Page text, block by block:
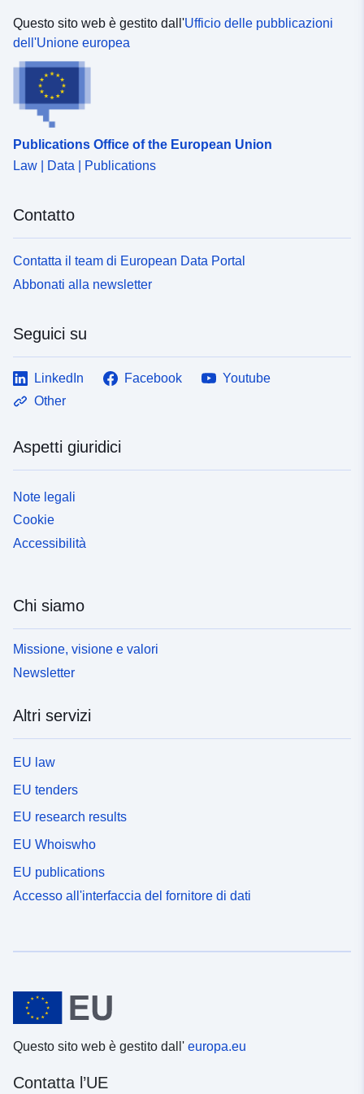
Questo sito web è gestito dall'Ufficio delle pubblicazioni
dell'Unione europea
Publications Office of the European Union
Law | Data | Publications
Contatto
Contatta il team di European Data Portal
Abbonati alla newsletter
Seguici su
LinkedIn Facebook
Youtube
Other
Aspetti giuridici
Note legali
Cookie
Accessibilità
Chi siamo
Missione, visione e valori
Newsletter
Altri servizi
EU law
EU tenders
EU research results
EU Whoiswho
EU publications
Accesso all'interfaccia del fornitore di dati
Questo sito web è gestito dall' europa.eu
Contatta l’UE